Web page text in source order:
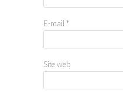
E-mail *
Site web